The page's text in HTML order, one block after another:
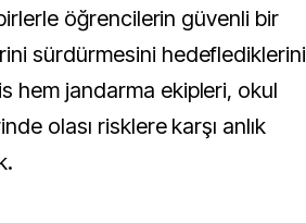
öğrencilerin güvenli bir
sürdürmesini hedeflediklerini
hem jandarma ekipleri, okul
olası risklere karşı anlık